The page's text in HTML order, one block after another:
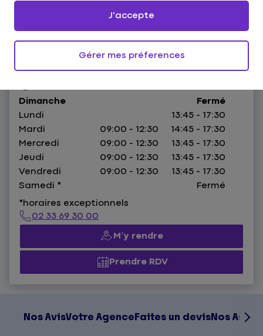
91 Rue Couraye, 50400 Granville
Dimanche
Fermé
Lundi
13:45 - 17:30
Mardi
09:00 - 12:30
14:45 - 17:30
Mercredi
09:00 - 12:30
13:45 - 17:30
Jeudi
09:00 - 12:30
13:45 - 17:30
Vendredi
09:00 - 12:30
13:45 - 17:30
Samedi *
Fermé
*horaires exceptionnels
02 33 69 30 00
M’y rendre
Prendre RDV
Nos AvisVotre AgenceFaites un devisNos
Gérer mes préferences
J'accepte